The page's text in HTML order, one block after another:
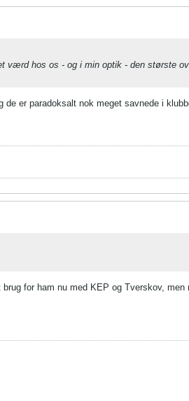
værd hos os - og i min optik - den største
er paradoksalt nok meget savnede i
for ham nu med KEP og Tverskov,